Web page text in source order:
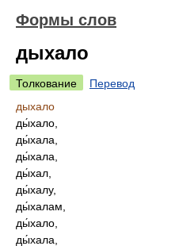
Формы слов
дыхало
Толкование
Перевод
дыхало
ды́хало,
ды́хала,
ды́хала,
ды́хал,
ды́халу,
ды́халам,
ды́хало,
ды́хала,